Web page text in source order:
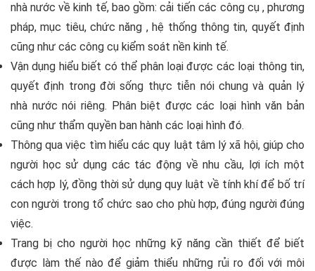
nhà nước về kinh tế, bao gồm: cải tiến các công cụ , phương
pháp, mục tiêu, chức năng , hệ thống thông tin, quyết định
cũng như các công cụ kiểm soát nền kinh tế.
Vận dụng hiểu biết có thể phân loại được các loại thông tin,
quyết định trong đời sống thực tiễn nói chung và quản lý
nhà nước nói riêng. Phân biệt được các loại hình văn bản
cũng như thẩm quyền ban hành các loại hình đó.
Thông qua việc tìm hiểu các quy luật tâm lý xã hội, giúp cho
người học sử dụng các tác động về nhu cầu, lợi ích một
cách hợp lý, đồng thời sử dụng quy luật về tính khí để bố trí
con người trong tổ chức sao cho phù hợp, đúng người đúng
việc.
Trang bị cho người học những kỹ năng cần thiết để biết
được làm thế nào để giảm thiểu những rủi ro đối với môi